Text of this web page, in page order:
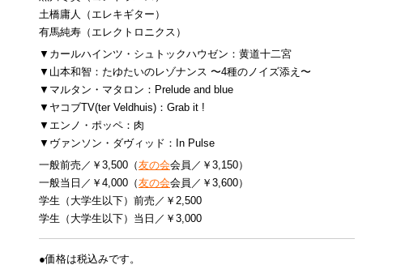
土橋庸人（エレキギター）
有馬純寿（エレクトロニクス）
▼カールハインツ・シュトックハウゼン：黄道十二宮
▼山本和智：たゆたいのレゾナンス 〜4種のノイズ添え〜
▼マルタン・マタロン：Prelude and blue
▼ヤコブTV(ter Veldhuis)：Grab it !
▼エンノ・ポッペ：肉
▼ヴァンソン・ダヴィッド：In Pulse
一般前売／￥3,500（友の会会員／￥3,150）
一般当日／￥4,000（友の会会員／￥3,600）
学生（大学生以下）前売／￥2,500
学生（大学生以下）当日／￥3,000
●価格は税込みです。